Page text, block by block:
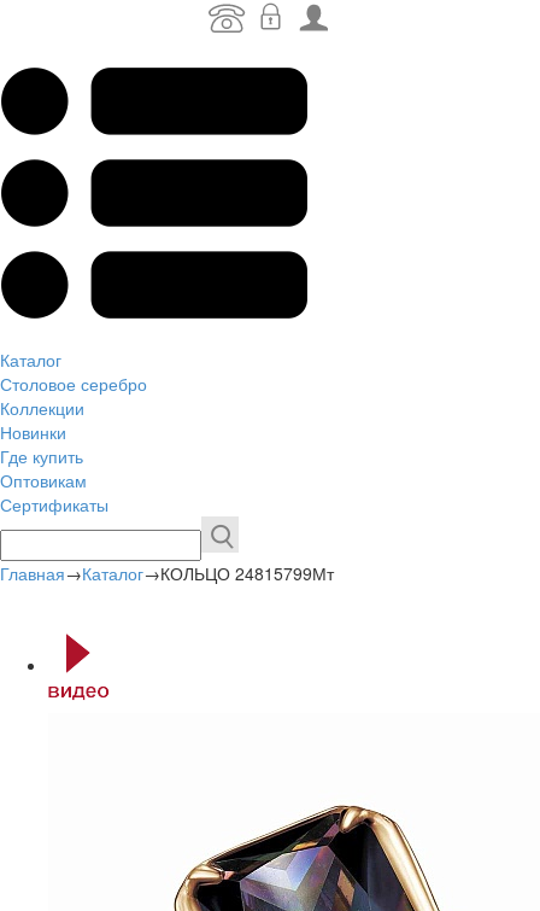
Каталог
Столовое серебро
Коллекции
Новинки
Где купить
Оптовикам
Сертификаты
Главная→Каталог→КОЛЬЦО 24815799Мт